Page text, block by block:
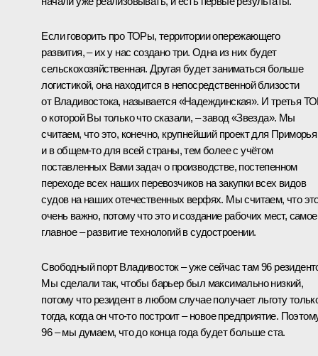
Если говорить про ТОРы, территории опережающего
развития, – их у нас создано три. Одна из них будет
сельскохозяйственная. Другая будет заниматься больше
логистикой, она находится в непосредственной близости
от Владивостока, называется «Надеждинская». И третья
о которой Вы только что сказали, – завод «Звезда». Мы
считаем, что это, конечно, крупнейший проект для Приморья
и в общем‑то для всей страны, тем более с учётом
поставленных Вами задач о производстве, постепенном
переходе всех наших перевозчиков на закупки всех видов
судов на наших отечественных верфях. Мы считаем, что
очень важно, потому что это и создание рабочих мест, самое
главное – развитие технологий в судостроении.
Свободный порт Владивосток – уже сейчас там 96
Мы сделали так, чтобы барьер был максимально низкий,
потому что резидент в любом случае получает льготу
тогда, когда он что‑то построит – новое предприятие.
96 – мы думаем, что до конца года будет больше ста.